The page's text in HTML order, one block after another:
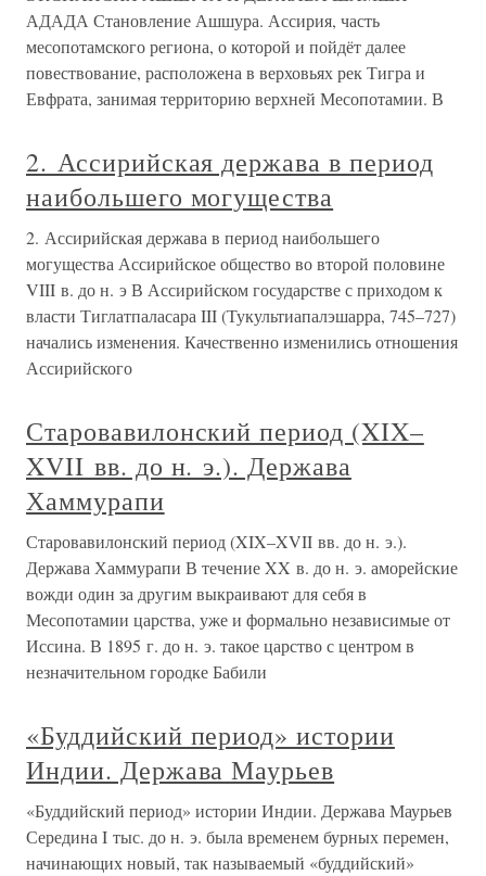
АДАДА Становление Ашшура. Ассирия, часть
месопотамского региона, о которой и пойдёт далее
повествование, расположена в верховьях рек Тигра и
Евфрата, занимая территорию верхней Месопотамии. В
2. Ассирийская держава в период
наибольшего могущества
2. Ассирийская держава в период наибольшего
могущества Ассирийское общество во второй половине
VIII в. до н. э В Ассирийском государстве с приходом к
власти Тиглатпаласара III (Тукультиапалэшарра, 745–727)
начались изменения. Качественно изменились отношения
Ассирийского
Старовавилонский период (XIX–
XVII вв. до н. э.). Держава
Хаммурапи
Старовавилонский период (XIX–XVII вв. до н. э.).
Держава Хаммурапи В течение XX в. до н. э. аморейские
вожди один за другим выкраивают для себя в
Месопотамии царства, уже и формально независимые от
Иссина. В 1895 г. до н. э. такое царство с центром в
незначительном городке Бабили
«Буддийский период» истории
Индии. Держава Маурьев
«Буддийский период» истории Индии. Держава Маурьев
Середина I тыс. до н. э. была временем бурных перемен,
начинающих новый, так называемый «буддийский»